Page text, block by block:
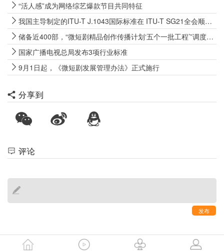
“活人感”成为网络综艺爆款节目共同特征
我国主导制定的ITU-T J.1043国际标准在 ITU-T SG21全会顺利通过TAP批准
储备近400部，“微短剧精品创作传播计划‘五个一批工程’”调度会召开
国家广播电视总局发布3项行业标准
9月1日起，《微短剧发展管理办法》正式施行
分享到
评论
发布